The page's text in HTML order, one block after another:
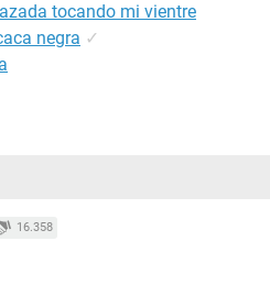
tocando mi vientre
negra ✓
16.358